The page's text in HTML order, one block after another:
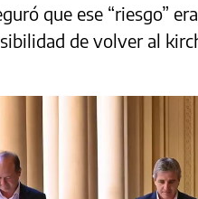
que ese “riesgo”
de volver al